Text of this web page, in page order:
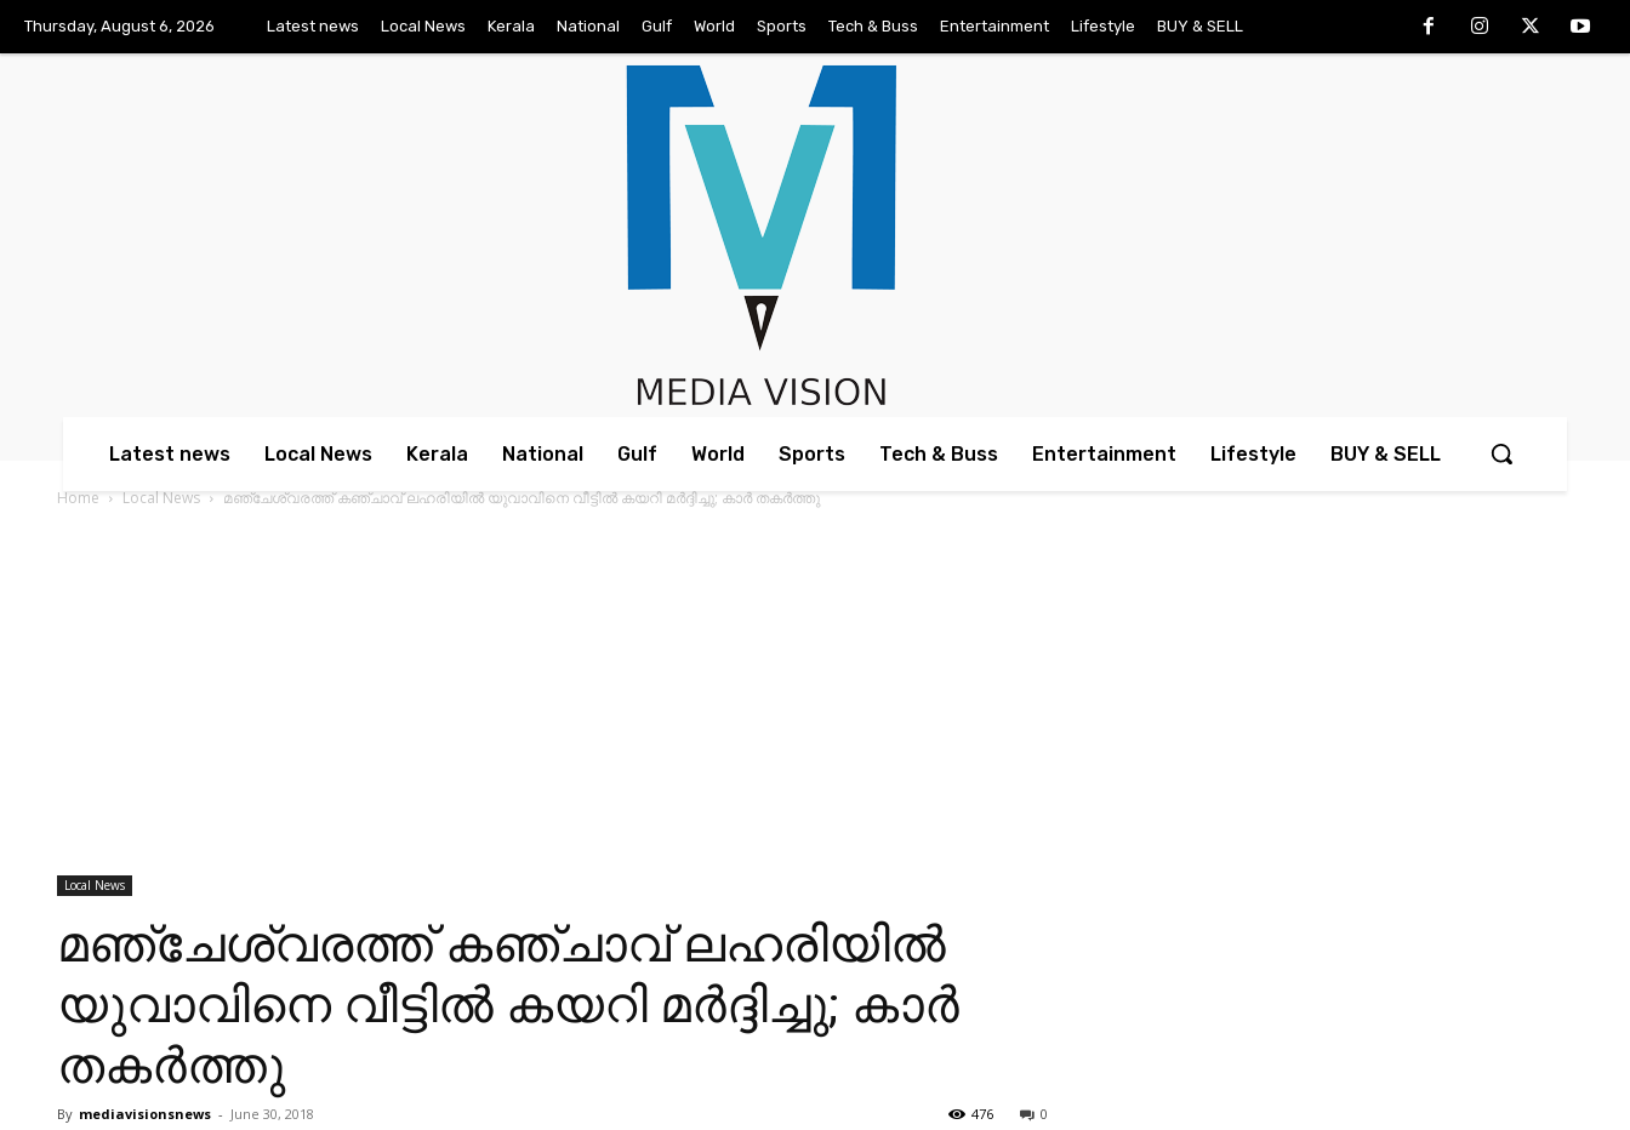
Thursday, August 6, 2026 Latest news Local News Kerala National Gulf World Sports Tech & Buss Entertainment Lifestyle BUY & SELL
Latest news Local News Kerala National Gulf World Sports Tech & Buss Entertainment Lifestyle BUY & SELL
Home Local News മഞ്ചേശ്വ​രത്ത് കഞ്ചാവ് ലഹരിയില്‍ യുവാവിനെ വീട്ടില്‍ കയറി മര്‍ദ്ദിച്ചു; കാര്‍ തകര്‍ത്തു
Local News
മഞ്ചേശ്വ​രത്ത് കഞ്ചാവ് ലഹരിയില്‍
യുവാവിനെ വീട്ടില്‍ കയറി മര്‍ദ്ദിച്ചു; കാര്‍
തകര്‍ത്തു
By mediavisionsnews - June 30, 2018 0
476